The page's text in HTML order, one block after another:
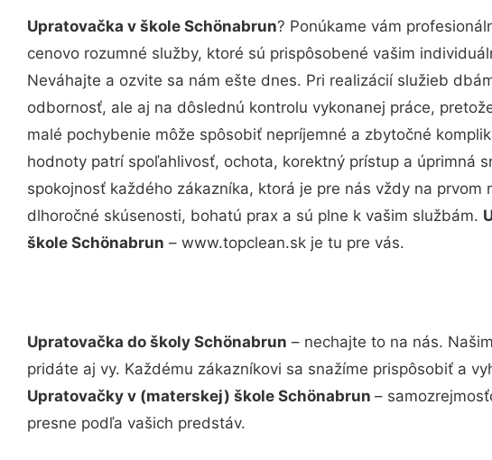
Upratovačka v škole Schönabrun? Ponúkame vám
cenovo rozumné služby, ktoré sú prispôsobené vašim
Neváhajte a ozvite sa nám ešte dnes. Pri realizácií služieb
odbornosť, ale aj na dôslednú kontrolu vykonanej práce,
malé pochybenie môže spôsobiť nepríjemné a zbytočné
hodnoty patrí spoľahlivosť, ochota, korektný prístup a úprimná
spokojnosť každého zákazníka, ktorá je pre nás vždy na prvom
dlhoročné skúsenosti, bohatú prax a sú plne k vašim službám.
škole Schönabrun – www.topclean.sk je tu pre vás.
Upratovačka do školy Schönabrun – nechajte to na nás.
pridáte aj vy. Každému zákazníkovi sa snažíme prispôsobiť a
Upratovačky v (materskej) škole Schönabrun –
presne podľa vašich predstáv.